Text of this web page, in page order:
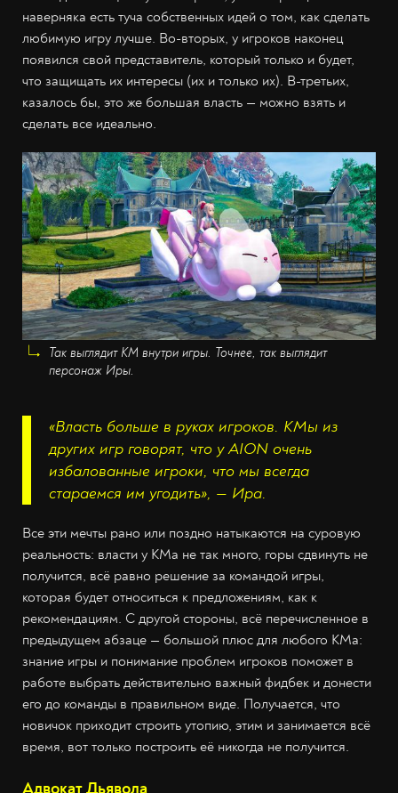
наверняка есть туча собственных идей о том, как сделать
любимую игру лучше. Во-вторых, у игроков наконец
появился свой представитель, который только и будет,
что защищать их интересы (их и только их). В-третьих,
казалось бы, это же большая власть — можно взять и
сделать все идеально.
Так выглядит КМ внутри игры. Точнее, так выглядит
персонаж Иры.
«Власть больше в руках игроков. КМы из
других игр говорят, что у AION очень
избалованные игроки, что мы всегда
стараемся им угодить», — Ира.
Все эти мечты рано или поздно натыкаются на суровую
реальность: власти у КМа не так много, горы сдвинуть не
получится, всё равно решение за командой игры,
которая будет относиться к предложениям, как к
рекомендациям. С другой стороны, всё перечисленное в
предыдущем абзаце — большой плюс для любого КМа:
знание игры и понимание проблем игроков поможет в
работе выбрать действительно важный фидбек и донести
его до команды в правильном виде. Получается, что
новичок приходит строить утопию, этим и занимается всё
время, вот только построить её никогда не получится.